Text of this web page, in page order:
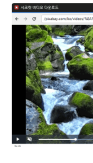
반복 업무를 줄여
반복 업무를 줄여
반복 업무를 줄여
반복 업무를 줄여